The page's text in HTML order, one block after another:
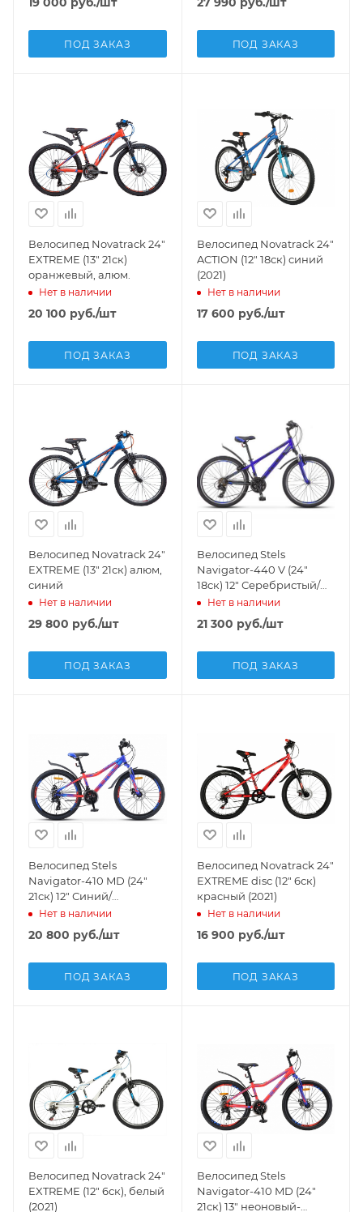
ПОД ЗАКАЗ ПОД ЗАКАЗ
Велосипед Novatrack 24"
EXTREME (13" 21ск)
оранжевый, алюм.
Нет в наличии
20 100 руб./шт
ПОД ЗАКАЗ
Велосипед Novatrack 24"
ACTION (12" 18ск) синий
(2021)
Нет в наличии
17 600 руб./шт
ПОД ЗАКАЗ
Велосипед Novatrack 24"
EXTREME (13" 21ск) алюм,
синий
Нет в наличии
29 800 руб./шт
ПОД ЗАКАЗ
Велосипед Stels
Navigator-440 V (24"
18ск) 12" Серебристый/
синий, K010
Нет в наличии
21 300 руб./шт
ПОД ЗАКАЗ
Велосипед Stels
Navigator-410 MD (24"
21ск) 12" Синий/
неоновый-красный,
Нет в наличии
20 800 руб./шт
ПОД ЗАКАЗ
Велосипед Novatrack 24"
EXTREME disc (12" 6ск)
красный (2021)
Нет в наличии
16 900 руб./шт
ПОД ЗАКАЗ
Велосипед Novatrack 24"
EXTREME (12" 6ск), белый
(2021)
Велосипед Stels
Navigator-410 MD (24"
21ск) 13" неоновый-